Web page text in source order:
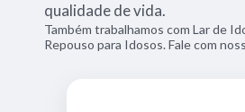
qualidade de vida.
Também trabalhamos com Lar de
Repouso para Idosos. Fale com